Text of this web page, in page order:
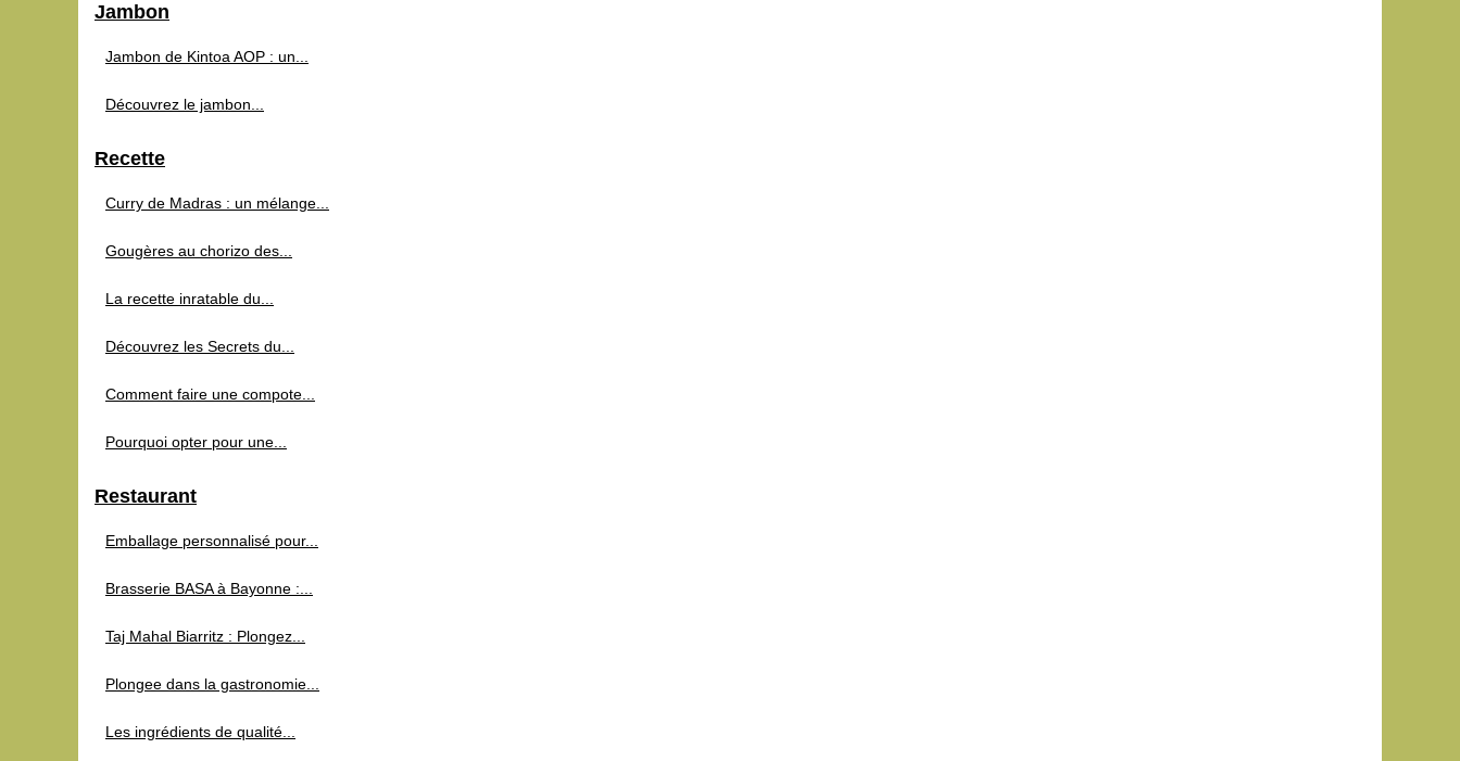
Jambon
Jambon de Kintoa AOP : un...
Découvrez le jambon...
Recette
Curry de Madras : un mélange...
Gougères au chorizo des...
La recette inratable du...
Découvrez les Secrets du...
Comment faire une compote...
Pourquoi opter pour une...
Restaurant
Emballage personnalisé pour...
Brasserie BASA à Bayonne :...
Taj Mahal Biarritz : Plongez...
Plongee dans la gastronomie...
Les ingrédients de qualité...